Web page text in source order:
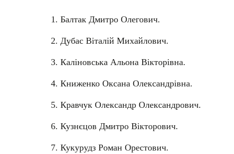
1. Балтак Дмитро Олегович.
2. Дубас Віталій Михайлович.
3. Каліновська Альона Вікторівна.
4. Книженко Оксана Олександрівна.
5. Кравчук Олександр Олександрович.
6. Кузнєцов Дмитро Вікторович.
7. Кукурудз Роман Орестович.